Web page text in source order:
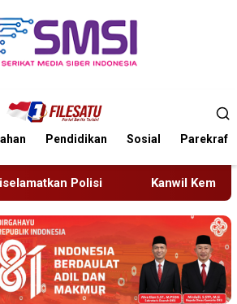
Pendidikan Sosial Parekraf
Kemenkum Bali Semarakkan Hari